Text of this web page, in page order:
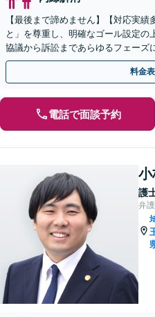
【最後まで諦めません】【対応実
と」を尊重し、明確なゴール設定の
協議から訴訟まであらゆるフェーズ
【お子さま連れの相談可】
料金
電話で面談予約
護
弁